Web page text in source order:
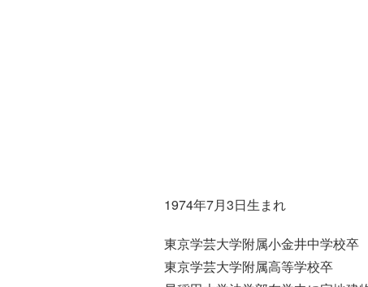
1974年7月3日生まれ
東京学芸大学附属小金井中学校卒
東京学芸大学附属高等学校卒